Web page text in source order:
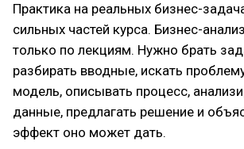
Практика на реальных бизнес-
сильных частей курса. Бизнес-
только по лекциям. Нужно брать
разбирать вводные, искать
модель, описывать процесс,
данные, предлагать решение и
эффект оно может дать.